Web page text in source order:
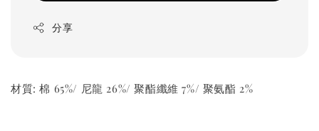
分享
材質: 棉 65%/ 尼龍 26%/ 聚酯纖維 7%/ 聚氨酯 2%